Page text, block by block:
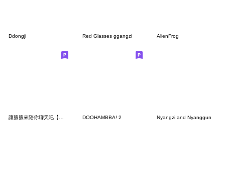
Ddongji Red Glasses ggangzi AlienFrog
DOOHAMBBA! 2 Nyangzi and Nyanggun